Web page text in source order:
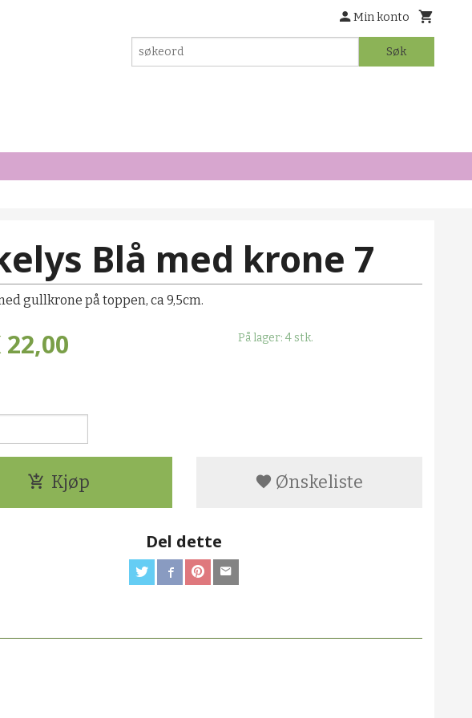
Min konto
Søk
Blå med krone 7
gullkrone på toppen, ca 9,5cm.
22,00 På lager: 4 stk.
Kjøp Ønskeliste
Del dette